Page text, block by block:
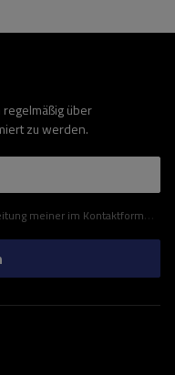
über
zu werden.
der Verordnung (EU) des Europäischen Parlaments und des Rates zu.